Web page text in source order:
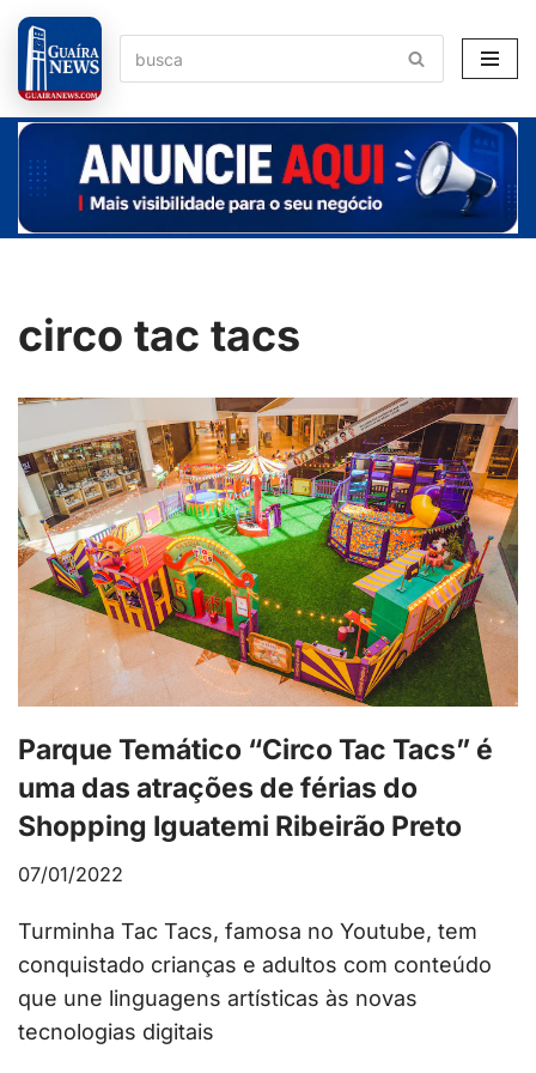
Pular
para
o
conteúdo
circo tac tacs
Parque Temático “Circo Tac Tacs” é
uma das atrações de férias do
Shopping Iguatemi Ribeirão Preto
07/01/2022
Turminha Tac Tacs, famosa no Youtube, tem
conquistado crianças e adultos com conteúdo
que une linguagens artísticas às novas
tecnologias digitais